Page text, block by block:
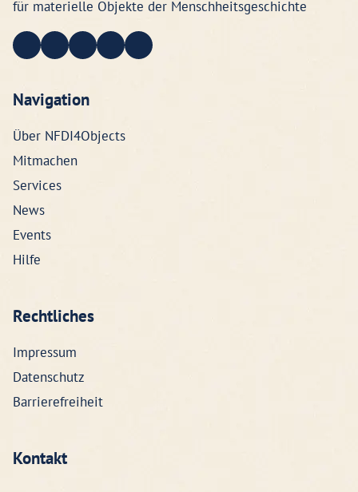
für materielle Objekte der Menschheitsgeschichte
Navigation
Über NFDI4Objects
Mitmachen
Services
News
Events
Hilfe
Rechtliches
Impressum
Datenschutz
Barrierefreiheit
Kontakt